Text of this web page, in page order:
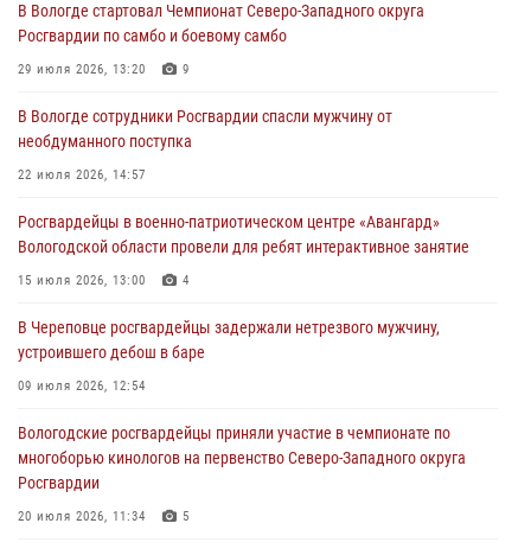
02 августа 2026, 10:37
Росгвардейцы в г. Соколе задержали несовершеннолетнего
31 июля 2026, 06:43
В Вологде стартовал Чемпионат Северо-Западного округа
29 июля 2026, 13:20
В Вологде росгвардейцы задержали мужчину, подозреваемого в
29 июля 2026, 09:08
В Вологде стартовал Чемпионат Северо-Западного округа
Росгвардии по самбо и боевому самбо
29 июля 2026, 13:20 9
В Вологде сотрудники Росгвардии спасли мужчину от
необдуманного поступка
22 июля 2026, 14:57
Росгвардейцы в военно-патриотическом центре «Авангард»
Вологодской области провели для ребят интерактивное занятие
15 июля 2026, 13:00 4
В Череповце росгвардейцы задержали нетрезвого мужчину,
устроившего дебош в баре
09 июля 2026, 12:54
Вологодские росгвардейцы приняли участие в чемпионате по
многоборью кинологов на первенство Северо-Западного округа
Росгвардии
20 июля 2026, 11:34 5